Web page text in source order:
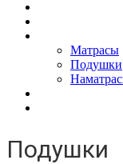
Матрасы
Подушки
Подушки